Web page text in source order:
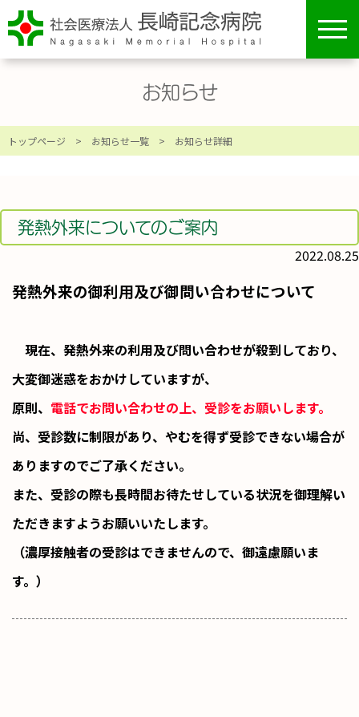
toggle
お知らせ
トップページ > お知らせ一覧 > お知らせ詳細
発熱外来についてのご案内
2022.08.25
発熱外来の御利用及び御問い合わせについて
現在、発熱外来の利用及び問い合わせが殺到しており、
大変御迷惑をおかけしていますが、
原則、 電話でお問い合わせの上、受診をお願いします。
尚、受診数に制限があり、やむを得ず受診できない場合が
ありますのでご了承ください。
また、受診の際も長時間お待たせしている状況を御理解い
ただきますようお願いいたします。
（濃厚接触者の受診はできませんので、御遠慮願いま
す。）